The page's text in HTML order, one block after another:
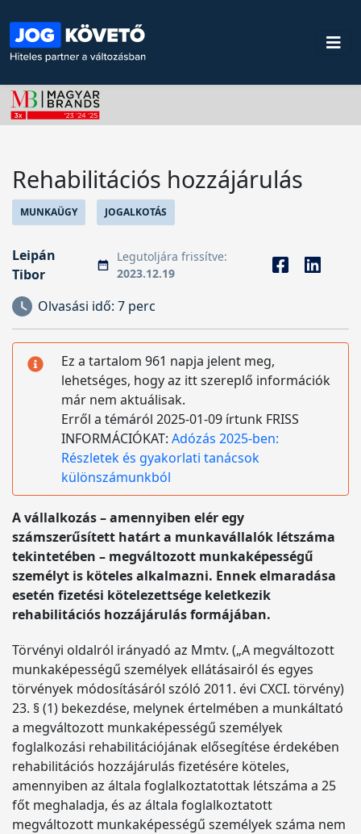
Rehabilitációs hozzájárulás
MUNKAÜGY JOGALKOTÁS
Leipán
Tibor
Legutoljára frissítve:
2023.12.19
Olvasási idő: 7 perc
Ez a tartalom 961 napja jelent meg,
lehetséges, hogy az itt szereplő információk
már nem aktuálisak.
Erről a témáról 2025-01-09 írtunk FRISS
INFORMÁCIÓKAT: Adózás 2025-ben:
Részletek és gyakorlati tanácsok
különszámunkból
A vállalkozás – amennyiben elér egy
számszerűsített határt a munkavállalók létszáma
tekintetében – megváltozott munkaképességű
személyt is köteles alkalmazni. Ennek elmaradása
esetén fizetési kötelezettsége keletkezik
rehabilitációs hozzájárulás formájában.
Törvényi oldalról irányadó az Mmtv. („A megváltozott
munkaképességű személyek ellátásairól és egyes
törvények módosításáról szóló 2011. évi CXCI. törvény)
23. § (1) bekezdése, melynek értelmében a munkáltató
a megváltozott munkaképességű személyek
foglalkozási rehabilitációjának elősegítése érdekében
rehabilitációs hozzájárulás fizetésére köteles,
amennyiben az általa foglalkoztatottak létszáma a 25
főt meghaladja, és az általa foglalkoztatott
megváltozott munkaképességű személyek száma nem